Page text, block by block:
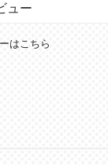
ュー
はこちら